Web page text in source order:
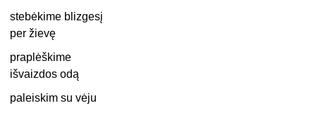
stebėkime blizgesį
per žievę
praplėškime
išvaizdos odą
paleiskim su vėju